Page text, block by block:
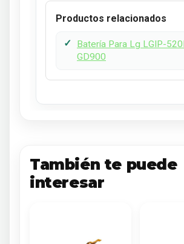
Productos relacionados
Batería Para Lg LGIP-
GD900
También te puede
interesar